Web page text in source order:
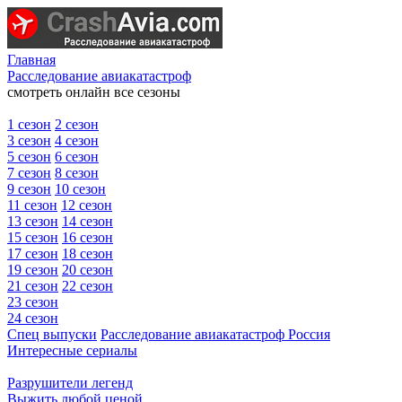
Главная
Расследование авиакатастроф
смотреть онлайн все сезоны
1 сезон 2 сезон
3 сезон 4 сезон
5 сезон 6 сезон
7 сезон 8 сезон
9 сезон 10 сезон
11 сезон 12 сезон
13 сезон 14 сезон
15 сезон 16 сезон
17 сезон 18 сезон
19 сезон 20 сезон
21 сезон 22 сезон
23 сезон
24 сезон
Спец выпуски Расследование авиакатастроф Россия
Интересные сериалы
Разрушители легенд
Выжить любой ценой